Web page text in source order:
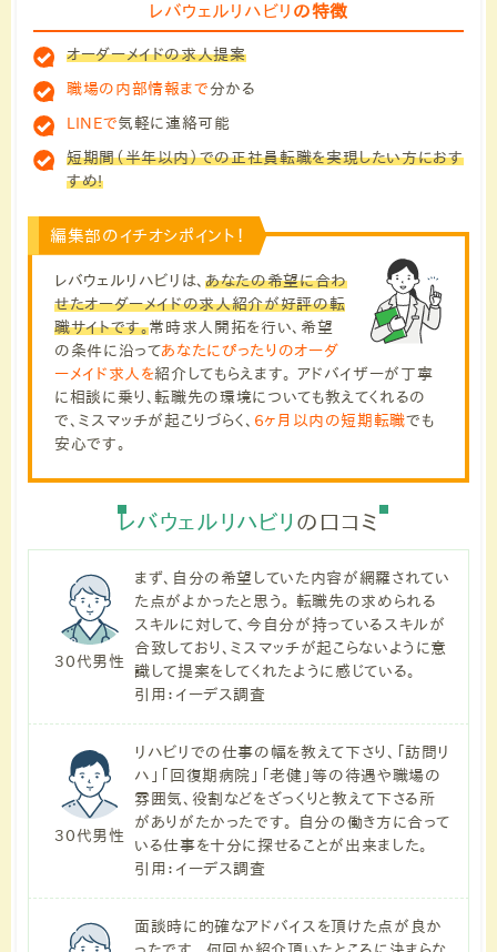
レバウェルリハビリ の特徴
オーダーメイドの求人提案
職場の内部情報まで 分かる
LINEで気軽に連絡可能
短期間（半年以内）での正社員転職を実現したい方におす
すめ!
編集部のイチオシポイント！
レバウェルリハビリは、あなたの希望に合わ
せたオーダーメイドの求人紹介が好評の転
職サイトです。常時求人開拓を行い、希望
の条件に沿ってあなたにぴったりのオーダ
ーメイド求人を紹介してもらえます。 アドバイザーが丁寧
に相談に乗り、転職先の環境についても教えてくれるの
で、ミスマッチが起こりづらく、 6ヶ月以内の短期転職でも
安心です。
レバウェルリハビリ の口コミ
30代男性
まず、自分の希望していた内容が網羅されてい
た点がよかったと思う。 転職先の求められる
スキルに対して、今自分が持っているスキルが
合致しており、ミスマッチが起こらないように意
識して提案をしてくれたように感じている。
引用：イーデス調査
30代男性
リハビリでの仕事の幅を教えて下さり、「訪問リ
ハ」「回復期病院」「老健」等の待遇や職場の
雰囲気、役割などをざっくりと教えて下さる所
がありがたかったです。 自分の働き方に合って
いる仕事を十分に探せることが出来ました。
引用：イーデス調査
面談時に的確なアドバイスを頂けた点が良か